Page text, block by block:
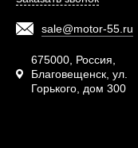
sale@motor-55.ru
675000, Россия,
Благовещенск, ул.
Горького, дом 300